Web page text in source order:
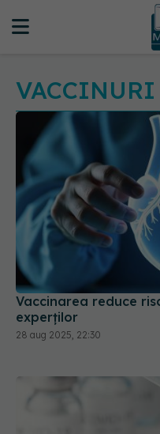
VACCINURI
Vaccinarea reduce
experților
28 aug 2025, 22:30